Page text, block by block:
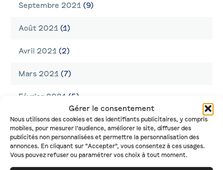
Gérer le consentement
Nous utilisons des cookies et des identifiants publicitaires, y compris
mobiles, pour mesurer l'audience, améliorer le site, diffuser des
publicités non personnalisées et permettre la personnalisation des
annonces. En cliquant sur "Accepter", vous consentez à ces usages.
Vous pouvez refuser ou paramétrer vos choix à tout moment.
Septembre 2021 (9)
Août 2021 (1)
Avril 2021 (2)
Mars 2021 (7)
Février 2021 (5)
Janvier 2021(9)
Décembre 2020(8)
Novembre 2020(6)